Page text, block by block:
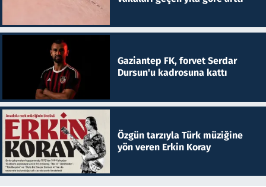
Gaziantep FK, forvet Serdar
Dursun'u kadrosuna kattı
Özgün tarzıyla Türk müziğine
yön veren Erkin Koray